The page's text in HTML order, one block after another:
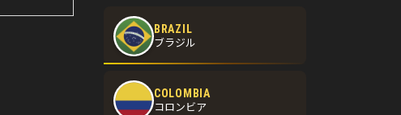
BRAZIL
ブラジル
COLOMBIA
コロンビア